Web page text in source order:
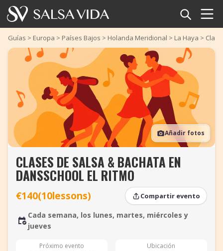
Inicio
Eventos
Noticias
Artículos
Videos
Glosario
TuneTempo
Guías > Europa > Países Bajos > Holanda Meridional > La Haya >
Añadir fotos
CLASES DE SALSA & BACHATA EN
DANSSCHOOL EL RITMO
€140(10lessons) Compartir evento
Cada semana, los lunes, martes, miércoles y
jueves
Próximo evento Ubicación